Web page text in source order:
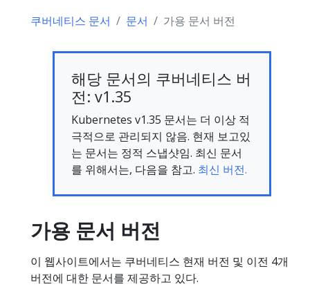
쿠버네티스 문서 문서 가용 문서 버전
해당 문서의 쿠버네티스 버
전: v1.35
Kubernetes v1.35 문서는 더 이상 적
극적으로 관리되지 않음. 현재 보고있
는 문서는 정적 스냅샷임. 최신 문서
를 위해서는, 다음을 참고. 최신 버전.
가용 문서 버전
이 웹사이트에서는 쿠버네티스 현재 버전 및 이전 4개
버전에 대한 문서를 제공하고 있다.